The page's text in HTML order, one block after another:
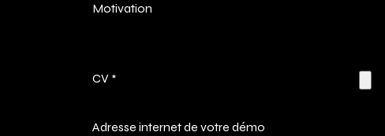
Motivation
CV *
Adresse internet de votre démo